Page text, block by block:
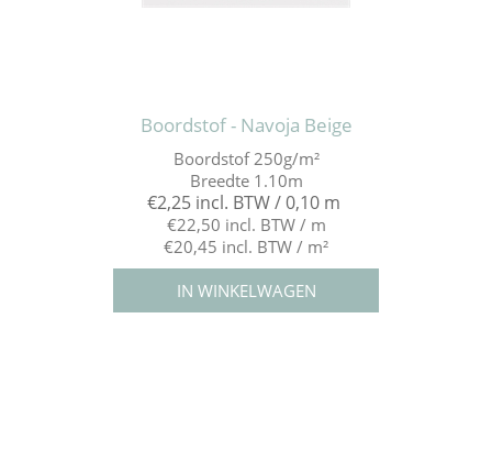
Boordstof - Navoja Beige
Boordstof 250g/m²
Breedte 1.10m
€2,25 incl. BTW / 0,10 m
€22,50 incl. BTW / m
€20,45 incl. BTW / m²